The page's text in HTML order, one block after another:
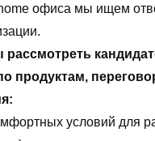
офиса мы ищем
рассмотреть
продуктам,
условий для